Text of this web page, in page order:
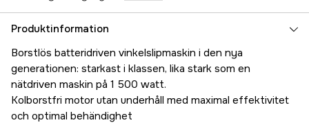
Produktinformation
Borstlös batteridriven vinkelslipmaskin i den nya
generationen: starkast i klassen, lika stark som en
nätdriven maskin på 1 500 watt.
Kolborstfri motor utan underhåll med maximal effektivitet
och optimal behändighet